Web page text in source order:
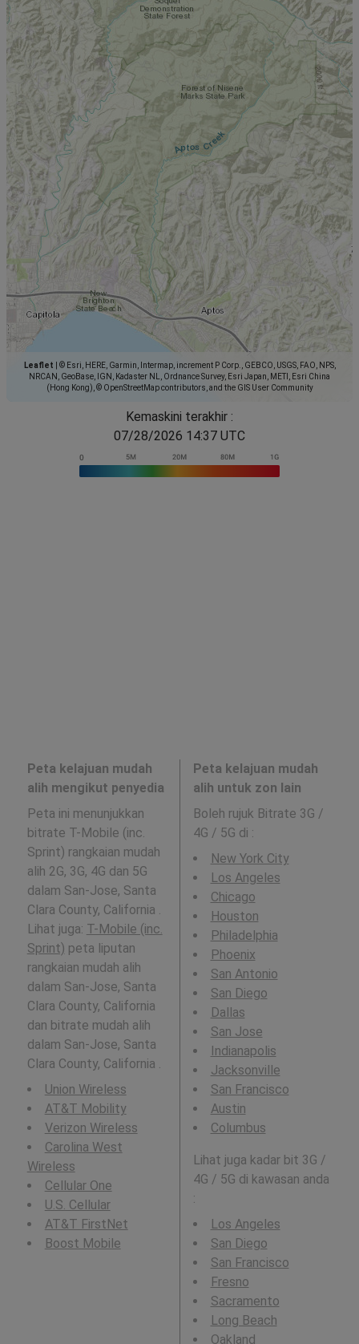
Leaflet
© Esri, HERE, Garmin, Intermap, increment P Corp., GEBCO, USGS, FAO, NPS,
NRCAN, GeoBase, IGN, Kadaster NL, Ordnance Survey, Esri Japan, METI, Esri China
(Hong Kong), © OpenStreetMap contributors, and the GIS User Community
Kemaskini terakhir :
07/28/2026 14:37 UTC
Peta kelajuan mudah
alih mengikut penyedia
Peta ini menunjukkan
bitrate T-Mobile (inc.
Sprint) rangkaian mudah
alih 2G, 3G, 4G dan 5G
dalam San-Jose, Santa
Clara County, California .
Lihat juga: T-Mobile (inc.
Sprint) peta liputan
rangkaian mudah alih
dalam San-Jose, Santa
Clara County, California
dan bitrate mudah alih
dalam San-Jose, Santa
Clara County, California .
Union Wireless
AT&T Mobility
Verizon Wireless
Carolina West
Wireless
Cellular One
U.S. Cellular
AT&T FirstNet
Boost Mobile
Peta kelajuan mudah
alih untuk zon lain
Boleh rujuk Bitrate 3G /
4G / 5G di :
New York City
Los Angeles
Chicago
Houston
Philadelphia
Phoenix
San Antonio
San Diego
Dallas
San Jose
Indianapolis
Jacksonville
San Francisco
Austin
Columbus
Lihat juga kadar bit 3G /
4G / 5G di kawasan anda
:
Los Angeles
San Diego
San Francisco
Fresno
Sacramento
Long Beach
Oakland